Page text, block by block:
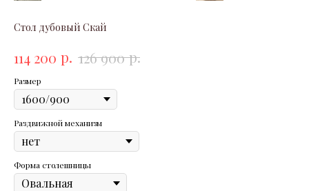
Стол дубовый Скай
114 200 р. 126 900 р.
Размер
Раздвижной механизм
Форма столешницы